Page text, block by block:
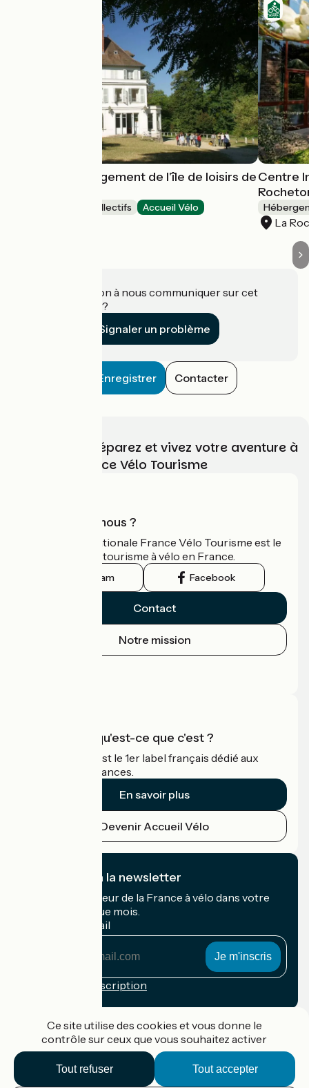
Centre d'hébergement de l'île de loisirs de
Hébergements collectifs Accueil Vélo
Centre
La
Une information à nous communiquer sur cet
établissement ?
Signaler un problème
Enregistrer Contacter
Choisissez, préparez et vivez votre aventure à
vélo avec France Vélo Tourisme
Qui sommes-nous ?
L'association nationale France Vélo Tourisme est le
guide officiel du tourisme à vélo en France.
Instagram Facebook
Contact
Notre mission
Accueil Vélo qu'est-ce que c'est ?
Accueil Vélo c'est le 1er label français dédié aux
cyclistes en vacances.
En savoir plus
Devenir Accueil Vélo
Je m'abonne à la newsletter
Recevez le meilleur de la France à vélo dans votre
boîte mail chaque mois.
Mon adresse mail
Conditions d'inscription
Accueil Vélo Pro
Ce site utilise des cookies et vous donne le
contrôle sur ceux que vous souhaitez activer
Tout accepter
Tout refuser